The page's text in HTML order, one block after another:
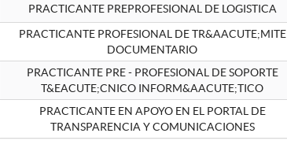
PRACTICANTE PREPROFESIONAL DE LOGISTICA
PRACTICANTE PROFESIONAL DE TR&AACUTE;MITE
DOCUMENTARIO
PRACTICANTE PRE - PROFESIONAL DE SOPORTE
T&EACUTE;CNICO INFORM&AACUTE;TICO
PRACTICANTE EN APOYO EN EL PORTAL DE
TRANSPARENCIA Y COMUNICACIONES